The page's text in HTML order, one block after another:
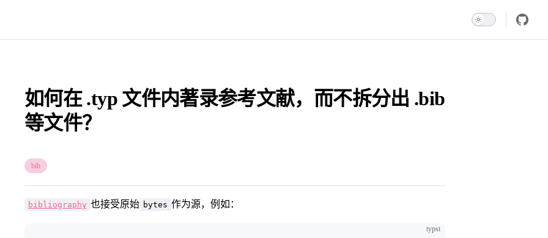
如何在 .typ 文件内著录参考文献，而不拆分出 .bib
等文件？
bib
bibliography 也接受原始 bytes 作为源，例如：
typst